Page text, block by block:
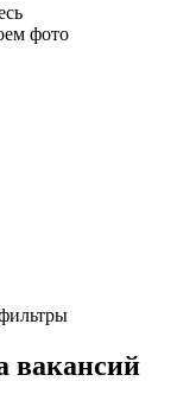
фото
вакансий